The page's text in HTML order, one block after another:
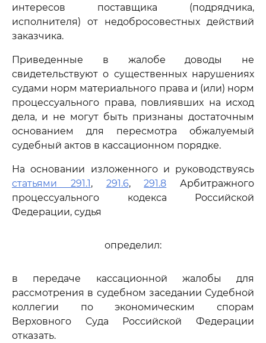
интересов поставщика (подрядчика,
исполнителя) от недобросовестных действий
заказчика.
Приведенные в жалобе доводы не
свидетельствуют о существенных нарушениях
судами норм материального права и (или) норм
процессуального права, повлиявших на исход
дела, и не могут быть признаны достаточным
основанием для пересмотра обжалуемый
судебный актов в кассационном порядке.
На основании изложенного и руководствуясь
статьями 291.1, 291.6,291.8 Арбитражного
процессуального кодекса Российской
Федерации, судья
определил:
в передаче кассационной жалобы для
рассмотрения в судебном заседании Судебной
коллегии по экономическим спорам
Верховного Суда Российской Федерации
отказать.